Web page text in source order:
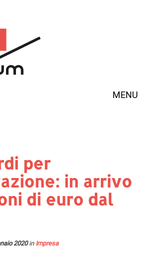
MENU
per
in arrivo
di euro dal
2020in Impresa